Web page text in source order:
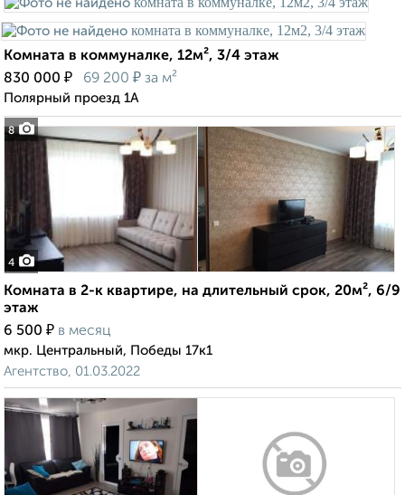
8
Комната в коммуналке, 12м², 3/4 этаж
830 000 ₽ 69 200 ₽ за м²
Полярный проезд 1А
4
Комната в 2-к квартире, на длительный срок, 20м², 6/9
этаж
6 500 ₽ в месяц
мкр. Центральный, Победы 17к1
Агентство, 01.03.2022